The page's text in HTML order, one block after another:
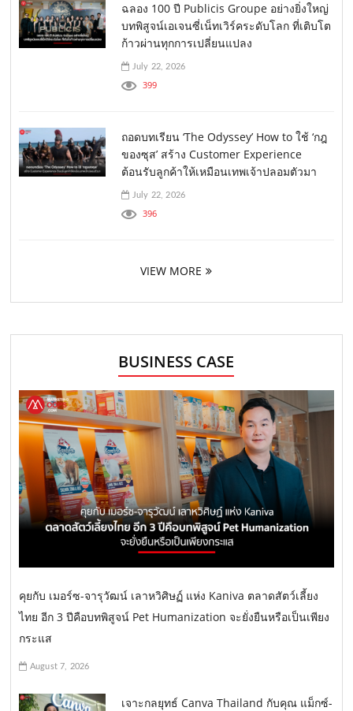
ฉลอง 100 ปี Publicis Groupe อย่างยิ่งใหญ่
บทพิสูจน์เอเจนซี่เน็ทเวิร์คระดับโลก ที่เติบโต
ก้าวผ่านทุกการเปลี่ยนแปลง
July 22, 2026
399
ถอดบทเรียน ‘The Odyssey’ How to ใช้ ‘กฎ
ของซุส’ สร้าง Customer Experience
ต้อนรับลูกค้าให้เหมือนเทพเจ้าปลอมตัวมา
July 22, 2026
396
VIEW MORE
BUSINESS CASE
คุยกับ เมอร์ซ-จารุวัฒน์ เลาหวิศิษฏ์ แห่ง Kaniva ตลาดสัตว์เลี้ยง
ไทย อีก 3 ปีคือบทพิสูจน์ Pet Humanization จะยั่งยืนหรือเป็นเพียง
กระแส
August 7, 2026
เจาะกลยุทธ์ Canva Thailand กับคุณ แม็กซ์-